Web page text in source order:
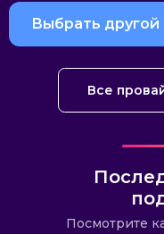
Выбрать другой
Все
Посмотрите